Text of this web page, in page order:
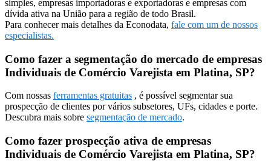
simples, empresas importadoras e exportadoras e empresas com
dívida ativa na União para a região de todo Brasil.
Para conhecer mais detalhes da Econodata, fale com um de nossos
especialistas.
Como fazer a segmentação do mercado de empresas
Individuais de Comércio Varejista em Platina, SP?
Com nossas ferramentas gratuitas , é possível segmentar sua
prospecção de clientes por vários subsetores, UFs, cidades e porte.
Descubra mais sobre segmentação de mercado.
Como fazer prospecção ativa de empresas
Individuais de Comércio Varejista em Platina, SP?